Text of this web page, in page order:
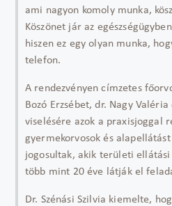
ami nagyon komoly munka,
Köszönet jár az
hiszen ez egy olyan munka,
telefon.
A rendezvényen címzetes
Bozó Erzsébet, dr. Nagy
viselésére azok a praxisjoggal
gyermekorvosok és
jogosultak, akik területi
több mint 20 éve látják el
Dr. Szénási Szilvia kiemelte,